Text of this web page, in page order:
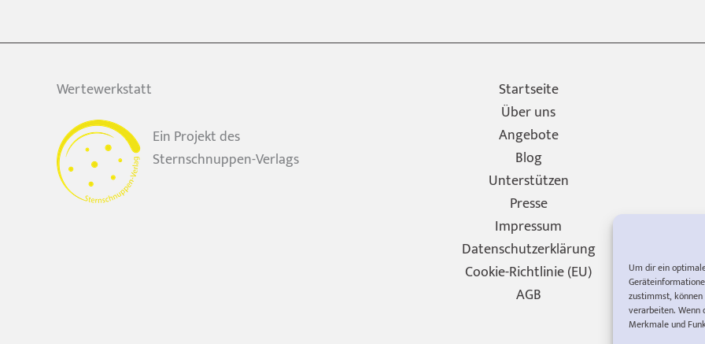
Um dir ein
zustimmst,
verarbeiten. Wenn
Merkmale und
Wertewerkstatt
Ein Projekt des
Sternschnuppen-Verlags
Startseite
Über uns
Angebote
Blog
Unterstützen
Presse
Impressum
Datenschutzerklärung
Cookie-Richtlinie (EU)
AGB